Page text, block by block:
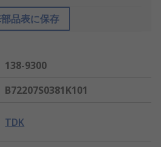
部品表に保存
138-9300
B72207S0381K101
TDK